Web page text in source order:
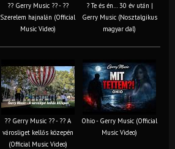
?? Gerry Music ?? - ??
Szerelem hajnalán (Official
Music Video)
? Te és én… 30 év után |
Gerry Music (Nosztalgikus
magyar dal)
?? Gerry Music ?? - ?? A
városliget kellős közepén
(Official Music Video)
Ohio - Gerry Music (Official
Music Video)